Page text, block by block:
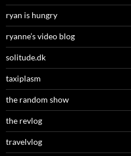
ryan is hungry
ryanne’s video blog
solitude.dk
taxiplasm
the random show
the revlog
travelvlog